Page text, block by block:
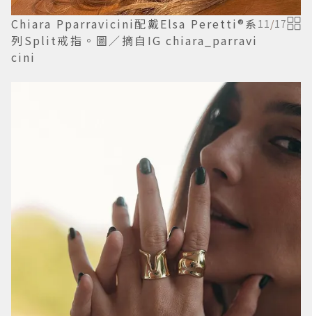
Chiara Pparravicini配戴Elsa Peretti®系
列Split戒指。圖／摘自IG chiara_parravi
cini
11 /17